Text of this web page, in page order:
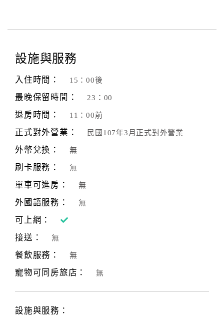
設施與服務
入住時間： 15：00後
最晚保留時間： 23：00
退房時間： 11：00前
正式對外營業： 民國107年3月正式對外營業
外幣兌換： 無
刷卡服務： 無
單車可進房： 無
外國語服務： 無
可上網：
接送：
無
餐飲服務： 無
寵物可同房旅店： 無
設施與服務：